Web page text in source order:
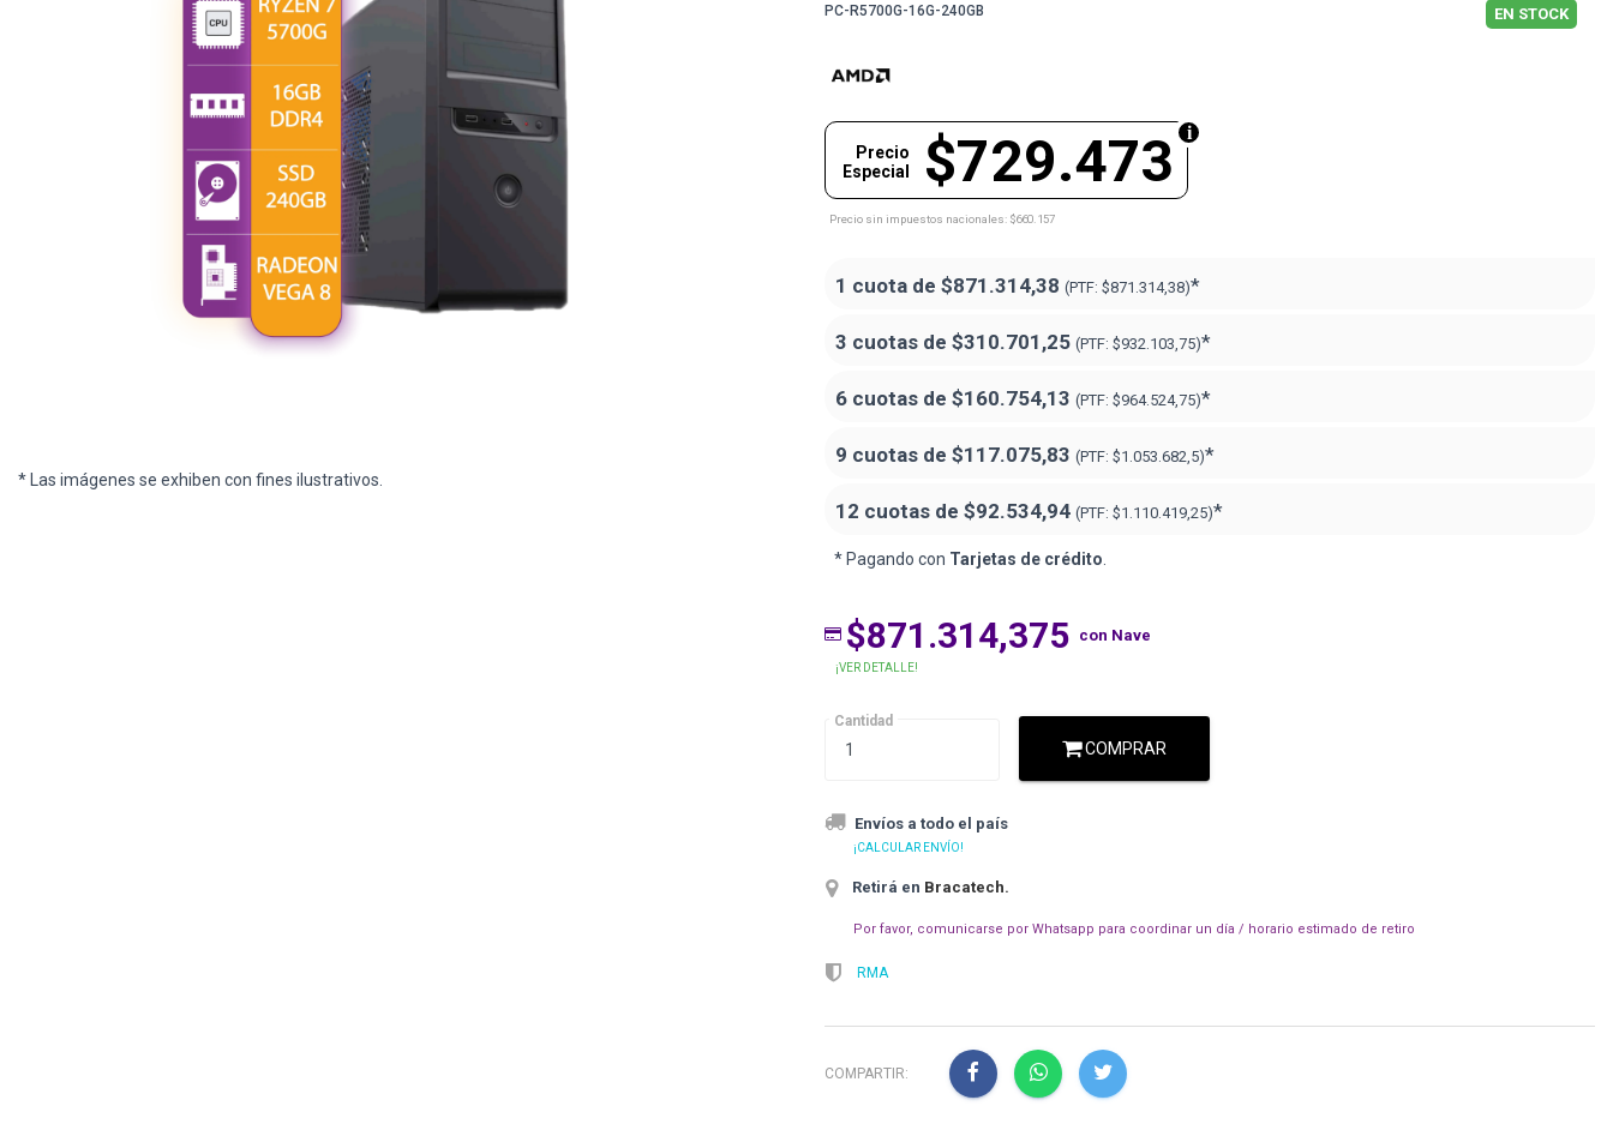
* Las imágenes se exhiben con fines ilustrativos.
PC-R5700G-16G-240GB EN STOCK
$729.473
Precio
Especial
Precio sin impuestos nacionales: $660.157
1 cuota de $871.314,38 (PTF: $871.314,38)*
3 cuotas de $310.701,25 (PTF: $932.103,75)*
6 cuotas de $160.754,13 (PTF: $964.524,75)*
9 cuotas de $117.075,83 (PTF: $1.053.682,5)*
12 cuotas de $92.534,94 (PTF: $1.110.419,25)*
* Pagando con Tarjetas de crédito
$871.314,375 con Nave
¡VER DETALLE!
Cantidad
COMPRAR
Envíos a todo el país
¡CALCULAR ENVÍO!
Retirá en Bracatech.
Por favor, comunicarse por Whatsapp para coordinar un día / horario estimado de retiro
RMA
COMPARTIR: